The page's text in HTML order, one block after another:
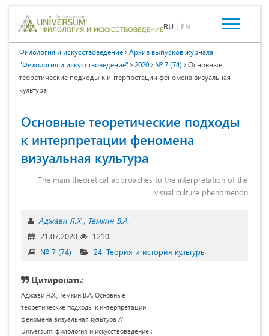
RU | EN
Филология и искусствоведение
Архив выпусков журнала
"Филология и искусствоведение"
2020 № 7 (74)
Основные
теоретические подходы к интерпретации феномена визуальная
культура
Основные теоретические подходы
к интерпретации феномена
визуальная культура
The main theoretical approaches to the interpretation of the
visual culture phenomenon
Аджави Я.Х.
Тёмкин В.А.
21.07.2020
1210
№ 7 (74)
24. Теория и история культуры
Цитировать:
Аджави Я.Х., Тёмкин В.А. Основные
теоретические подходы к интерпретации
феномена визуальная культура //
Universum: филология и искусствоведение :